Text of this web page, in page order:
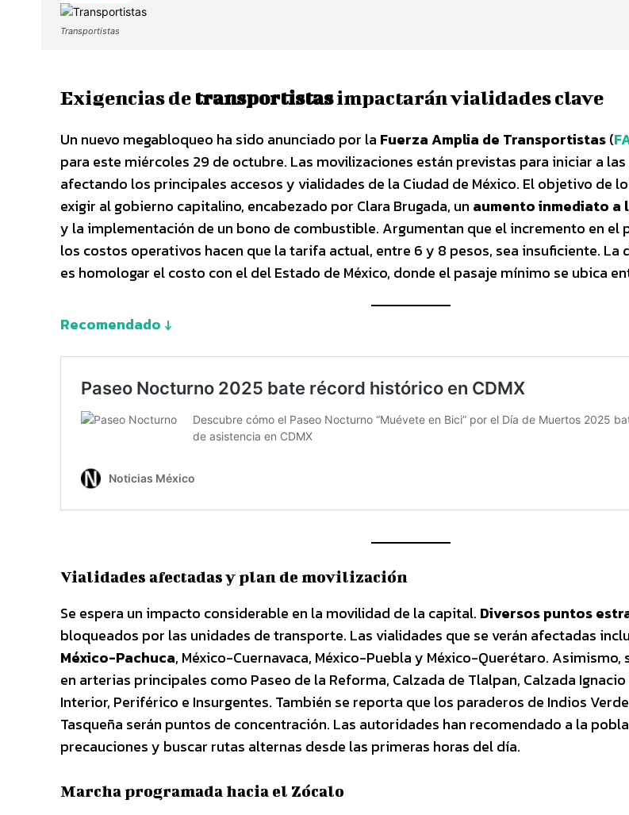
Transportistas
Exigencias de transportistasimpactarán vialidades clave
Un nuevo megabloqueo ha sido anunciado por la Fuerza Amplia de Transportistas(
para este miércoles 29 de octubre. Las movilizaciones están previstas para iniciar a
afectando los principales accesos y vialidades de la Ciudad de México. El objetivo de
exigir al gobierno capitalino, encabezado por Clara Brugada, un aumento inmediato a
y la implementación de un bono de combustible. Argumentan que el incremento en el
los costos operativos hacen que la tarifa actual, entre 6 y 8 pesos, sea insuficiente. La
es homologar el costo con el del Estado de México, donde el pasaje mínimo se ubica
Recomendado ↓
Vialidades afectadas y plan de movilización
Se espera un impacto considerable en la movilidad de la capital. Diversos puntos
bloqueados por las unidades de transporte. Las vialidades que se verán afectadas
México-Pachuca, México-Cuernavaca, México-Puebla y México-Querétaro.
en arterias principales como Paseo de la Reforma, Calzada de Tlalpan, Calzada
Interior, Periférico e Insurgentes. También se reporta que los paraderos de Indios
Tasqueña serán puntos de concentración. Las autoridades han recomendado a la
precauciones y buscar rutas alternas desde las primeras horas del día.
Marcha programada hacia el Zócalo